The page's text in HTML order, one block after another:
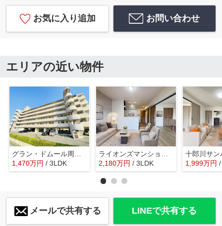
お気に入り追加 お問い合わせ
エリアの近い物件
1,470万円 / 3LDK
2,180万円 / 3LDK 1,999万円
メールで共有する LINEで共有する